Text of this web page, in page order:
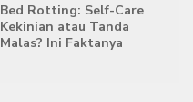
Bed Rotting: Self-Care
Kekinian atau Tanda
Malas? Ini Faktanya